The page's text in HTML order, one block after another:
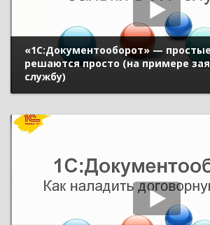
«1С:Документооборот» —
решаются просто (на примере
службу)